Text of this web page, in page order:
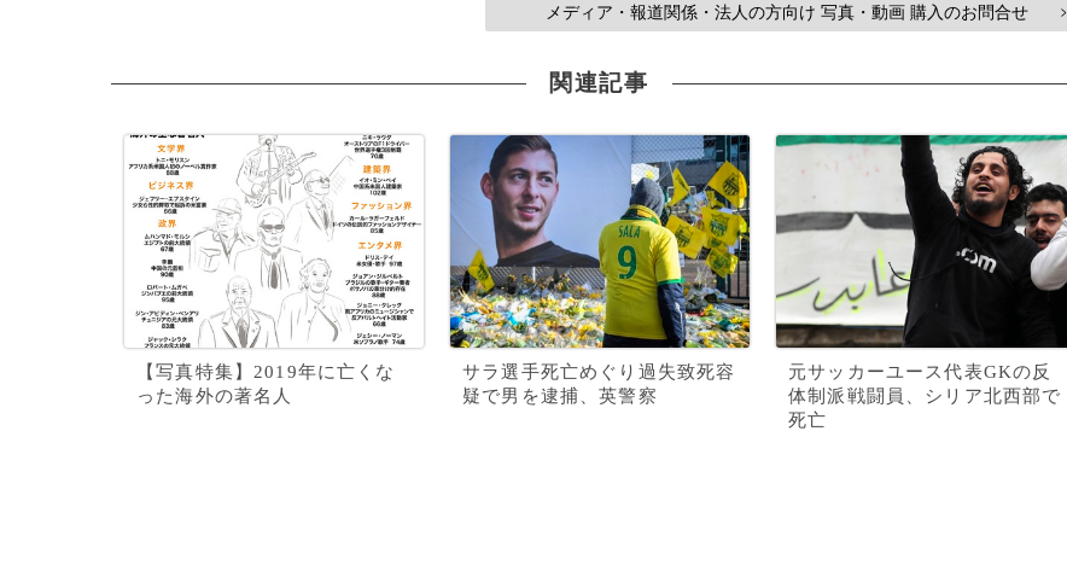
メディア・報道関係・法人の方向け 写真・動画 購入のお問合せ >
関連記事
【写真特集】2019年に亡くな
った海外の著名人
サラ選手死亡めぐり過失致死容
疑で男を逮捕、英警察
元サッカーユース代表GKの反
体制派戦闘員、シリア北西部で
死亡